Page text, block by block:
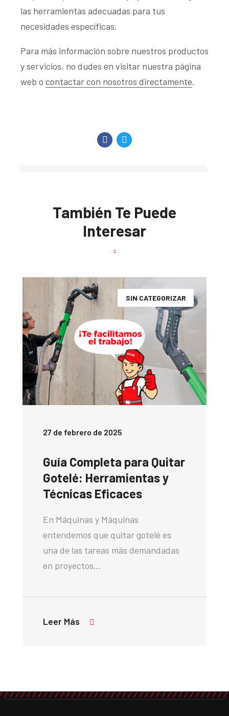
las herramientas adecuadas para tus
necesidades específicas.
Para más información sobre nuestros productos
y servicios, no dudes en visitar nuestra página
web o contactar con nosotros directamente.
También Te Puede
Interesar
SIN CATEGORIZAR
27 de febrero de 2025
Guía Completa para Quitar
Gotelé: Herramientas y
Técnicas Eficaces
En Máquinas y Máquinas
entendemos que quitar gotelé es
una de las tareas más demandadas
en proyectos…
Leer Más